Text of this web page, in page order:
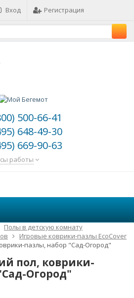
Вход Регистрация
500-66-41
648-49-30
669-90-63
работы
Полы в детскую комнату
Игровые коврики-пазлы EcoCover
пазлы, набор "Сад-Огород"
пол, коврики-
Огород"